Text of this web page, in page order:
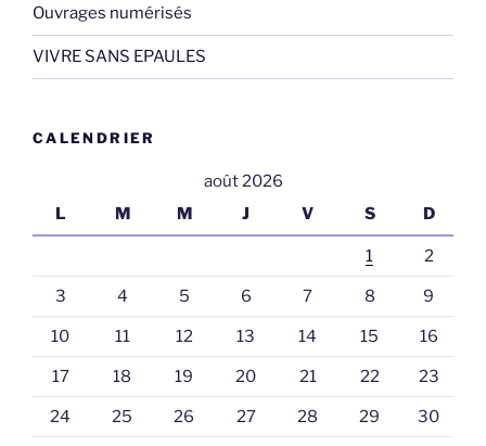
Ouvrages numérisés
VIVRE SANS EPAULES
CALENDRIER
août 2026
L
M M J V S D
1 2
3 4 5 6 7 8 9
10 11 12 13 14 15 16
17 18 19 20 21 22 23
24 25 26 27 28 29 30